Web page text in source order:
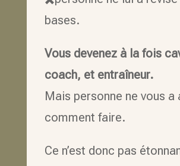
bases.
Vous devenez à la fois
coach, et entraîneur.
Mais personne ne vous a
comment faire.
Ce n’est donc pas